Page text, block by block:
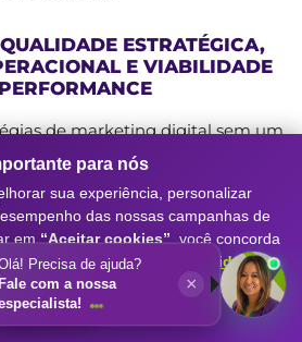
ESTRATÉGICA,
E VIABILIDADE
de marketing digital sem um
pode expor sua empresa
Falhas na mensuração, ausência
em dados e a
aleatórias resultam na perda
de comprovar o retorno
A Digitall Evolution prioriza
baseados em dados em todas as
inicial até a otimização contínua.
para nós
sua experiência, personalizar
das nossas campanhas de
em “Aceitar cookies” , você concorda
nossaPolítica de Privacidade.
cookies
Precisa de ajuda?
Fale com a nossa
×